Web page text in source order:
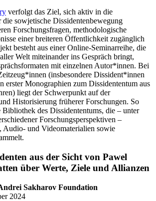
verfolgt das Ziel, sich aktiv in die
die sowjetische Dissidentenbewegung
Forschungsfragen, methodologische
einer breiteren Öffentlichkeit zugänglich
besteht aus einer Online-Seminarreihe, die
Welt miteinander ins Gespräch bringt,
mit einzelnen Autor*innen. Bei
(insbesondere Dissident*innen
erster Monographien zum Dissidententum aus
liegt der Schwerpunkt auf der
Historisierung früherer Forschungen. So
Bibliothek des Dissidententums, die – unter
Forschungsperspektiven –
und Videomaterialien sowie
aus der Sicht von Pawel
über Werte, Ziele und Allianzen
Sakharov Foundation
2024